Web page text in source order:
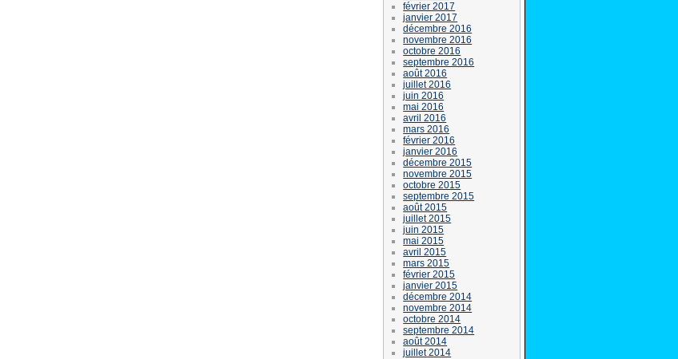
février 2017
janvier 2017
décembre 2016
novembre 2016
octobre 2016
septembre 2016
août 2016
juillet 2016
juin 2016
mai 2016
avril 2016
mars 2016
février 2016
janvier 2016
décembre 2015
novembre 2015
octobre 2015
septembre 2015
août 2015
juillet 2015
juin 2015
mai 2015
avril 2015
mars 2015
février 2015
janvier 2015
décembre 2014
novembre 2014
octobre 2014
septembre 2014
août 2014
juillet 2014